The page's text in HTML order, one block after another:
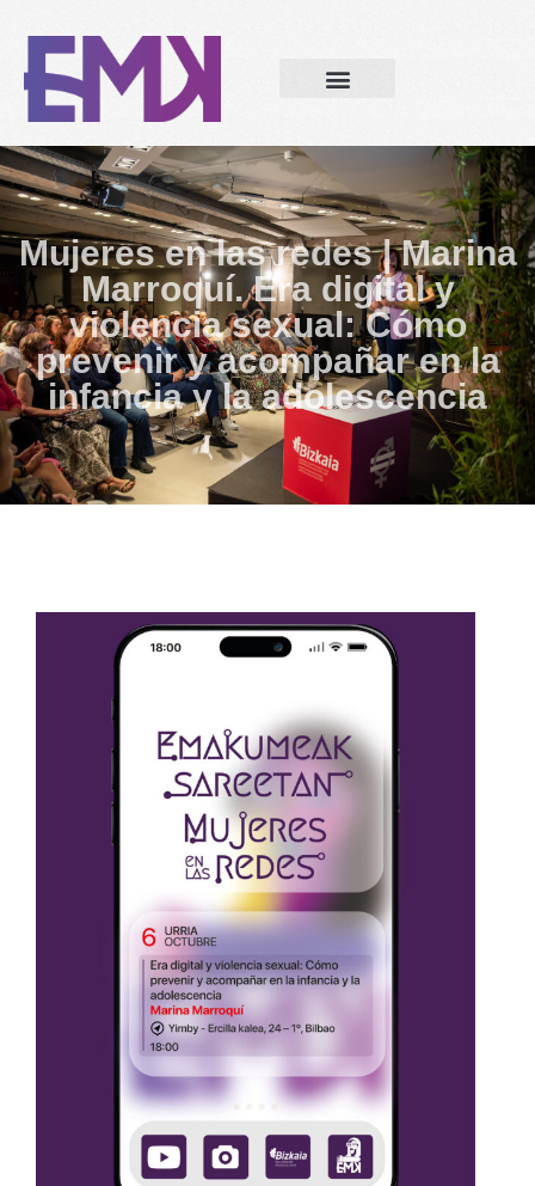
Mujeres en las redes | Marina
Marroquí. Era digital y
violencia sexual: Cómo
prevenir y acompañar en la
infancia y la adolescencia